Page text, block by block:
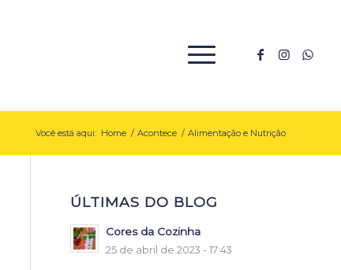
Você está aqui: Home / Acontece / Alimentação e Nutrição
ÚLTIMAS DO BLOG
Cores da Cozinha
25 de abril de 2023 - 17:43